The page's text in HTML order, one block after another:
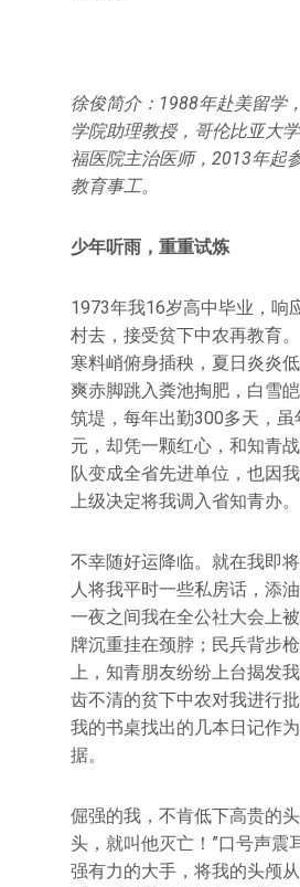
徐俊简介：1988年赴美留学
学院助理教授，哥伦比亚大
福医院主治医师，2013年起
教育事工。
少年听雨，重重试炼
1973年我16岁高中毕业，响
村去，接受贫下中农再教育
寒料峭俯身插秧，夏日炎炎
爽赤脚跳入粪池掏肥，白雪
筑堤，每年出勤300多天，虽
元，却凭一颗红心，和知青
队变成全省先进单位，也因
上级决定将我调入省知青办。
不幸随好运降临。就在我即
人将我平时一些私房话，添
一夜之间我在全公社大会上
牌沉重挂在颈脖；民兵背步
上，知青朋友纷纷上台揭发
齿不清的贫下中农对我进行
我的书桌找出的几本日记作
据。
倔强的我，不肯低下高贵的
头，就叫他灭亡！”口号声震
强有力的大手，将我的头颅